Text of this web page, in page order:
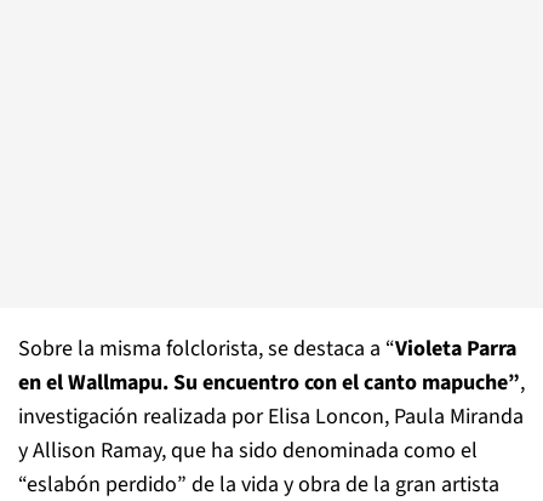
Sobre la misma folclorista, se destaca a “Violeta Parra
en el Wallmapu. Su encuentro con el canto mapuche”,
investigación realizada por Elisa Loncon, Paula Miranda
y Allison Ramay, que ha sido denominada como el
“eslabón perdido” de la vida y obra de la gran artista